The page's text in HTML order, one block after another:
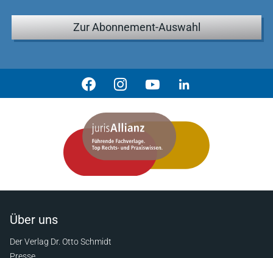
Zur Abonnement-Auswahl
Über uns
Der Verlag Dr. Otto Schmidt
Presse